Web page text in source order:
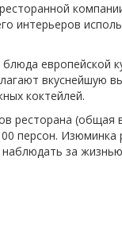
интерьеров
европейской
вкуснейшую
коктейлей.
ресторана (общая
персон. Изюминка
за